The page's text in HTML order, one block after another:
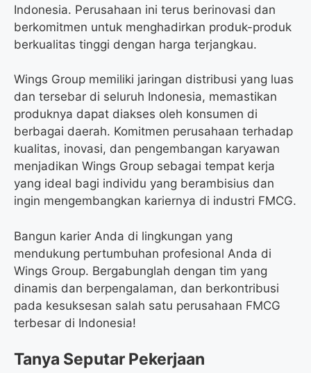
Indonesia. Perusahaan ini terus berinovasi dan
berkomitmen untuk menghadirkan produk-produk
berkualitas tinggi dengan harga terjangkau.
Wings Group memiliki jaringan distribusi yang luas
dan tersebar di seluruh Indonesia, memastikan
produknya dapat diakses oleh konsumen di
berbagai daerah. Komitmen perusahaan terhadap
kualitas, inovasi, dan pengembangan karyawan
menjadikan Wings Group sebagai tempat kerja
yang ideal bagi individu yang berambisius dan
ingin mengembangkan kariernya di industri FMCG.
Bangun karier Anda di lingkungan yang
mendukung pertumbuhan profesional Anda di
Wings Group. Bergabunglah dengan tim yang
dinamis dan berpengalaman, dan berkontribusi
pada kesuksesan salah satu perusahaan FMCG
terbesar di Indonesia!
Tanya Seputar Pekerjaan